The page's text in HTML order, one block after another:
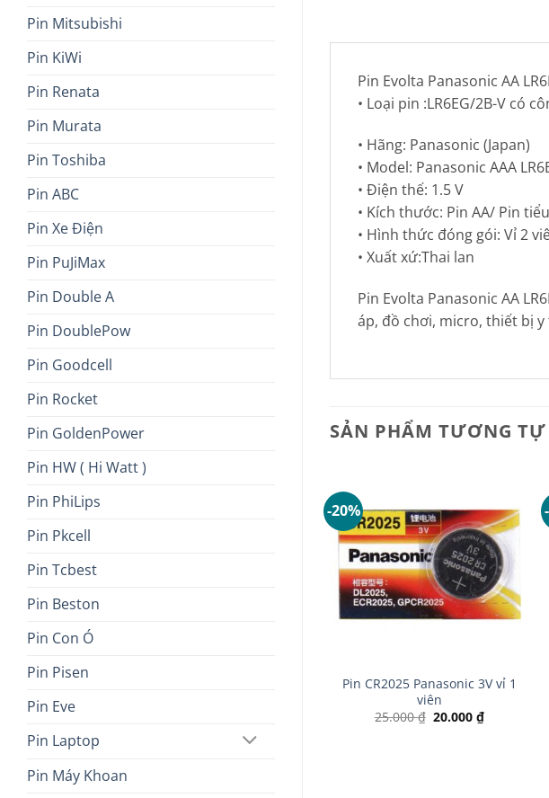
Pin Mitsubishi
Pin KiWi
Pin Renata
Pin Murata
Pin Toshiba
Pin ABC
Pin Xe Điện
Pin PuJiMax
Pin Double A
Pin DoublePow
Pin Goodcell
Pin Rocket
Pin GoldenPower
Pin HW ( Hi Watt )
Pin PhiLips
Pin Pkcell
Pin Tcbest
Pin Beston
Pin Con Ó
Pin Pisen
Pin Eve
Pin Laptop
Pin Máy Khoan
Pin Evolta Panasonic AA
• Loại pin :LR6EG/2B-V có
• Hãng: Panasonic (Japan)
• Model: Panasonic AAA
• Điện thế: 1.5 V
• Kích thước: Pin AA/ Pin
• Hình thức đóng gói: Vỉ 2
• Xuất xứ:Thai lan
Pin Evolta Panasonic AA
áp, đồ chơi, micro, thiết bị y
SẢN PHẨM TƯƠNG TỰ
-20%
Pin CR2025 Panasonic 3V vỉ 1
viên
25.000₫ Giá
20.000₫Giá
vỉ 4 viên
₫Giá
tại
là:
320.000 ₫.
54.000 ₫.